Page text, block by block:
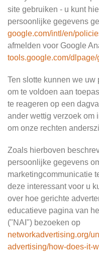
site gebruiken - u kunt
persoonlijke gegevens
google.com/intl/en/
afmelden voor Google
tools.google.com/dlpage/
Ten slotte kunnen we
om te voldoen aan
te reageren op een
ander wettig verzoek om
om onze rechten
Zoals hierboven
persoonlijke gegevens
marketingcommunicatie
deze interessant voor u
over hoe gerichte
educatieve pagina van
("NAI") bezoeken op
networkadvertising.org/
advertising/how-does-it-